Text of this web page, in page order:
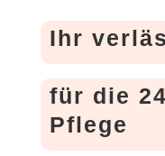
Ihr
für die
Pflege